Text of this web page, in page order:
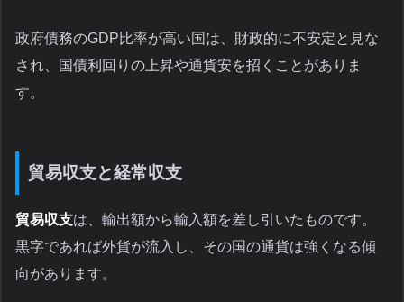
政府債務のGDP比率が高い国は、財政的に不安定と見な
され、国債利回りの上昇や通貨安を招くことがありま
す。
貿易収支と経常収支
貿易収支は、輸出額から輸入額を差し引いたものです。
黒字であれば外貨が流入し、その国の通貨は強くなる傾
向があります。